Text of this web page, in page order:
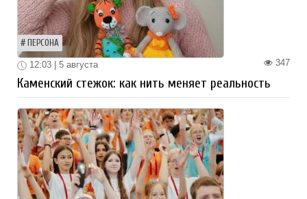
ПЕРСОНА
347
12:03 | 5 августа
Каменский стежок: как нить меняет реальность